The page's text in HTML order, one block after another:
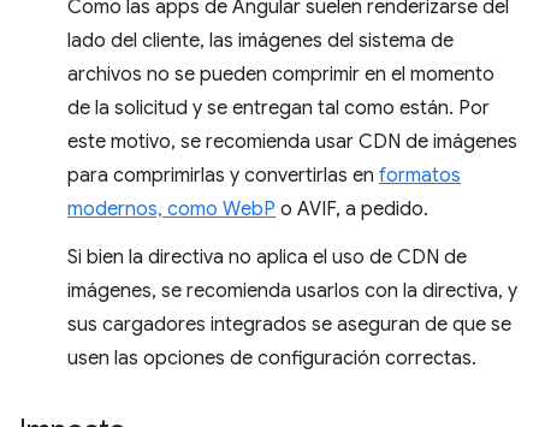
Como las apps de Angular suelen renderizarse del
lado del cliente, las imágenes del sistema de
archivos no se pueden comprimir en el momento
de la solicitud y se entregan tal como están. Por
este motivo, se recomienda usar CDN de imágenes
para comprimirlas y convertirlas en formatos
modernos, como WebP o AVIF, a pedido.
Si bien la directiva no aplica el uso de CDN de
imágenes, se recomienda usarlos con la directiva, y
sus cargadores integrados se aseguran de que se
usen las opciones de configuración correctas.